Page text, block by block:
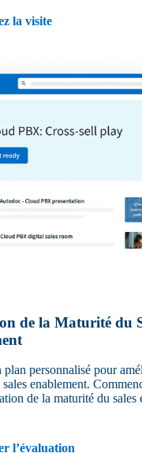
la visite
de la Maturité du
plan personnalisé pour
sales enablement.
de la maturité du sales
l’évaluation